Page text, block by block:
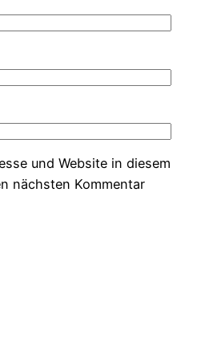
und Website in diesem
nächsten Kommentar